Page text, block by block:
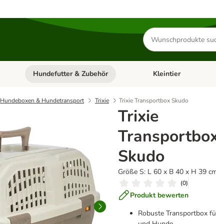
Produkte
suchen
Kategorie-Menü öffnen: Katzenfutter & Zubehör
Hundefutter & Zubehör Kategorie-Menü
Kleintier
Hundeboxen & Hundetransport Trixie Trixie Transportbox Skudo
Trixie
Skudo
Größe S: L 60 x B 40 x H 39
(0)
Produkt bewerten
Robuste Transportbox